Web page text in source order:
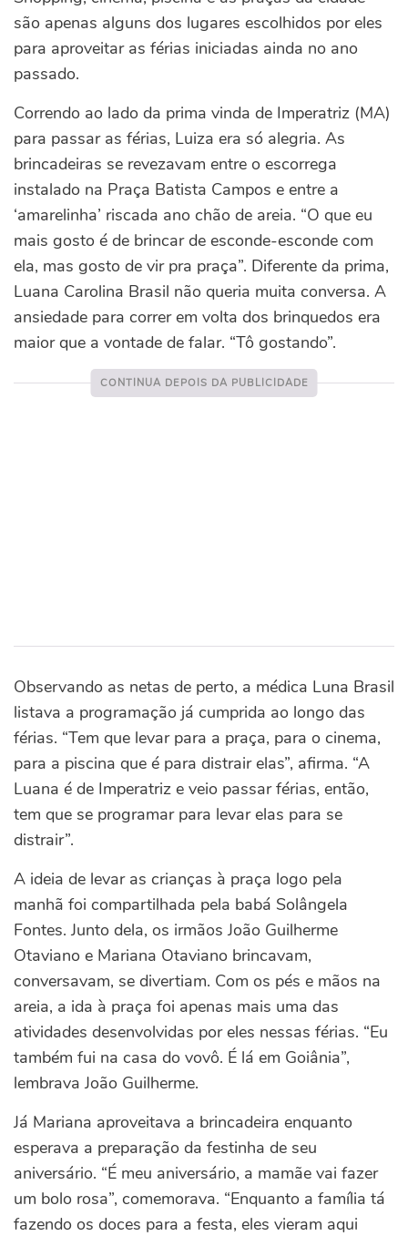
são apenas alguns dos lugares escolhidos por eles
para aproveitar as férias iniciadas ainda no ano
passado.
Correndo ao lado da prima vinda de Imperatriz (MA)
para passar as férias, Luiza era só alegria. As
brincadeiras se revezavam entre o escorrega
instalado na Praça Batista Campos e entre a
‘amarelinha’ riscada ano chão de areia. “O que eu
mais gosto é de brincar de esconde-esconde com
ela, mas gosto de vir pra praça”. Diferente da prima,
Luana Carolina Brasil não queria muita conversa. A
ansiedade para correr em volta dos brinquedos era
maior que a vontade de falar. “Tô gostando”.
Observando as netas de perto, a médica Luna Brasil
listava a programação já cumprida ao longo das
férias. “Tem que levar para a praça, para o cinema,
para a piscina que é para distrair elas”, afirma. “A
Luana é de Imperatriz e veio passar férias, então,
tem que se programar para levar elas para se
distrair”.
A ideia de levar as crianças à praça logo pela
manhã foi compartilhada pela babá Solângela
Fontes. Junto dela, os irmãos João Guilherme
Otaviano e Mariana Otaviano brincavam,
conversavam, se divertiam. Com os pés e mãos na
areia, a ida à praça foi apenas mais uma das
atividades desenvolvidas por eles nessas férias. “Eu
também fui na casa do vovô. É lá em Goiânia”,
lembrava João Guilherme.
Já Mariana aproveitava a brincadeira enquanto
esperava a preparação da festinha de seu
aniversário. “É meu aniversário, a mamãe vai fazer
um bolo rosa”, comemorava. “Enquanto a família tá
fazendo os doces para a festa, eles vieram aqui